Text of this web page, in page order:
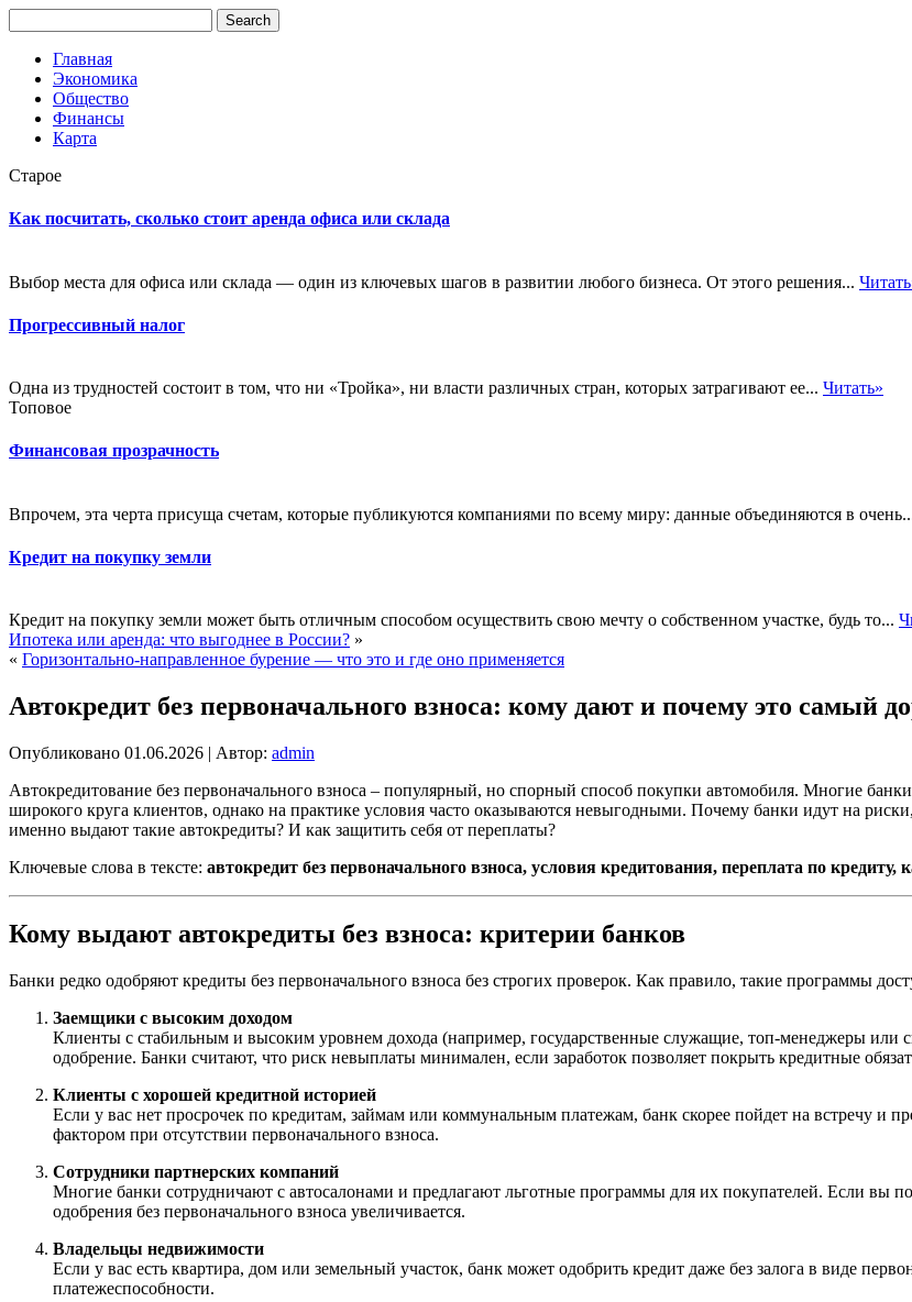
Главная
Экономика
Общество
Финансы
Карта
Старое
Как посчитать, сколько стоит аренда офиса или склада
Выбор места для офиса или склада — один из ключевых шагов в развитии любого бизнеса. От этого решения...
Прогрессивный налог
Одна из трудностей состоит в том, что ни «Тройка», ни власти различных стран, которых затрагивают ее... Читать»
Топовое
Финансовая прозрачность
Впрочем, эта черта присуща счетам, которые публикуются компаниями по всему миру: данные объединяются в
Кредит на покупку земли
Кредит на покупку земли может быть отличным способом осуществить свою мечту о собственном участке, будь то...
Ипотека или аренда: что выгоднее в России? »
« Горизонтально-направленное бурение — что это и где оно применяется
Автокредит без первоначального взноса: кому дают и почему это самый
Опубликовано 01.06.2026 | Автор: admin
Автокредитование без первоначального взноса – популярный, но спорный способ покупки автомобиля. Многие
широкого круга клиентов, однако на практике условия часто оказываются невыгодными. Почему банки идут на
именно выдают такие автокредиты? И как защитить себя от переплаты?
Ключевые слова в тексте: автокредит без первоначального взноса, условия кредитования, переплата по
Кому выдают автокредиты без взноса: критерии банков
Банки редко одобряют кредиты без первоначального взноса без строгих проверок. Как правило, такие программы
Заемщики с высоким доходом
Клиенты с стабильным и высоким уровнем дохода (например, государственные служащие, топ-менеджеры или
одобрение. Банки считают, что риск невыплаты минимален, если заработок позволяет покрыть кредитные
Клиенты с хорошей кредитной историей
Если у вас нет просрочек по кредитам, займам или коммунальным платежам, банк скорее пойдет на встречу и
фактором при отсутствии первоначального взноса.
Сотрудники партнерских компаний
Многие банки сотрудничают с автосалонами и предлагают льготные программы для их покупателей. Если вы
одобрения без первоначального взноса увеличивается.
Владельцы недвижимости
Если у вас есть квартира, дом или земельный участок, банк может одобрить кредит даже без залога в виде
платежеспособности.